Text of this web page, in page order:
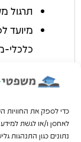
כדי לספק את החוויות
לאחסן ו/או לגשת
נתונים כגון התנהגות
תרגול
מיועד
מה יהיה במפגש